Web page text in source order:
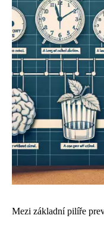
Mezi základní pilíře